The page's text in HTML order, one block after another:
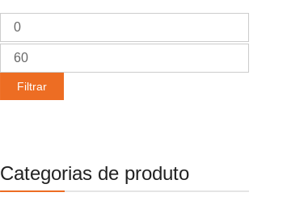
Preço
mínimo
Preço
máximo
Filtrar
Categorias de produto